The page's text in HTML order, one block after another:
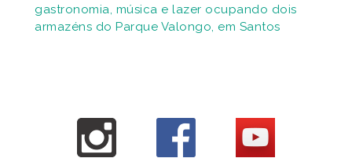
gastronomia, música e lazer ocupando dois
armazéns do Parque Valongo, em Santos